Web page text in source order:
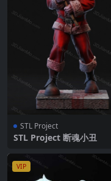
STL Project
STL Project 断魂小丑
VIP